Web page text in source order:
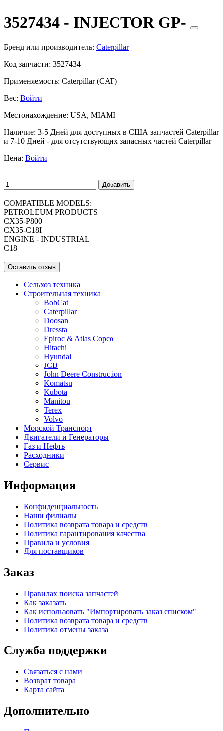
3527434 - INJECTOR GP-
Бренд или производитель: Caterpillar
Код запчасти: 3527434
Применяемость: Caterpillar (CAT)
Вес: Войти
Местонахождение: USA, MIAMI
Наличие: 3-5 Дней для доступных в США запчастей Caterpillar
и 7-10 Дней - для отсутствующих запасных частей Caterpillar
Цена: Войти
Добавить
COMPATIBLE MODELS:
PETROLEUM PRODUCTS
CX35-P800
CX35-C18I
ENGINE - INDUSTRIAL
C18
Оставить отзыв
Сельхоз техника
Строительная техника
BobCat
Caterpillar
Doosan
Dressta
Epiroc & Atlas Copco
Hitachi
Hyundai
JCB
John Deere Construction
Komatsu
Kubota
Manitou
Terex
Volvo
Морской Транспорт
Двигатели и Генераторы
Газ и Нефть
Расходники
Сервис
Информация
Конфиденциальность
Наши филиалы
Политика возврата товара и средств
Политика гарантирования качества
Правила и условия
Для поставщиков
Заказ
Правилах поиска запчастей
Как заказать
Как использовать "Импортировать заказ списком"
Политика возврата товара и средств
Политика отмены заказа
Служба поддержки
Связаться с нами
Возврат товара
Карта сайта
Дополнительно